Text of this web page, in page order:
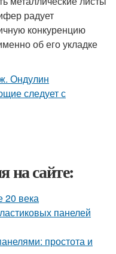
радует
конкуренцию
об его укладке
на сайте:
20 века
панелей
простота и